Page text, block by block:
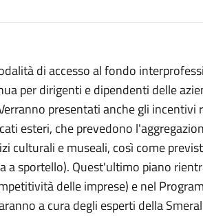
di accesso al fondo
per dirigenti e dipendenti delle
presentati anche gli incentivi
esteri, che prevedono
culturali e museali, così come
a sportello). Quest'ultimo piano
delle imprese) e nel
a cura degli esperti della